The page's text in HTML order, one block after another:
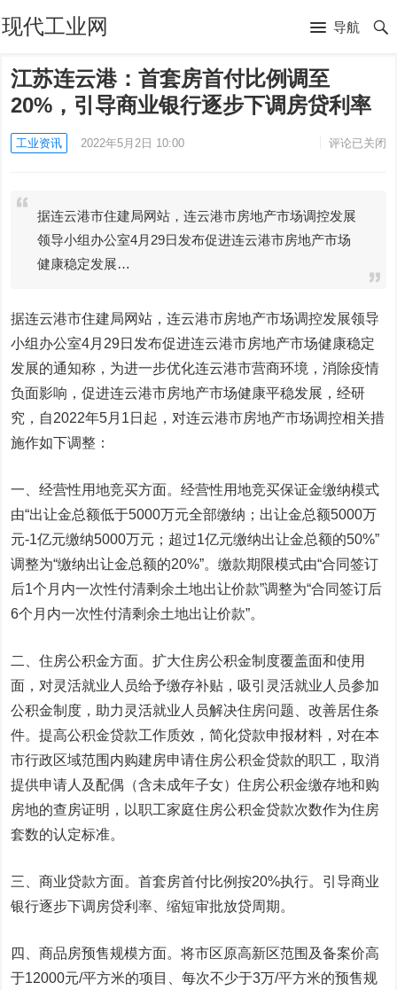
现代工业网 导航
江苏连云港：首套房首付比例调至
20%，引导商业银行逐步下调房贷利率
工业资讯 2022年5月2日 10:00 评论已关闭
据连云港市住建局网站，连云港市房地产市场调控发展
领导小组办公室4月29日发布促进连云港市房地产市场
健康稳定发展…
据连云港市住建局网站，连云港市房地产市场调控发展领导
小组办公室4月29日发布促进连云港市房地产市场健康稳定
发展的通知称，为进一步优化连云港市营商环境，消除疫情
负面影响，促进连云港市房地产市场健康平稳发展，经研
究，自2022年5月1日起，对连云港市房地产市场调控相关措
施作如下调整：
一、经营性用地竞买方面。经营性用地竞买保证金缴纳模式
由“出让金总额低于5000万元全部缴纳；出让金总额5000万
元-1亿元缴纳5000万元；超过1亿元缴纳出让金总额的50%”
调整为“缴纳出让金总额的20%”。缴款期限模式由“合同签订
后1个月内一次性付清剩余土地出让价款”调整为“合同签订后
6个月内一次性付清剩余土地出让价款”。
二、住房公积金方面。扩大住房公积金制度覆盖面和使用
面，对灵活就业人员给予缴存补贴，吸引灵活就业人员参加
公积金制度，助力灵活就业人员解决住房问题、改善居住条
件。提高公积金贷款工作质效，简化贷款申报材料，对在本
市行政区域范围内购建房申请住房公积金贷款的职工，取消
提供申请人及配偶（含未成年子女）住房公积金缴存地和购
房地的查房证明，以职工家庭住房公积金贷款次数作为住房
套数的认定标准。
三、商业贷款方面。首套房首付比例按20%执行。引导商业
银行逐步下调房贷利率、缩短审批放贷周期。
四、商品房预售规模方面。将市区原高新区范围及备案价高
于12000元/平方米的项目、每次不少于3万/平方米的预售规